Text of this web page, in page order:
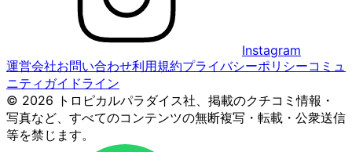
Instagram
運営会社お問い合わせ利用規約プライバシーポリシーコミュ
ニティガイドライン
© 2026 トロピカルパラダイス社、掲載のクチコミ情報・
写真など、すべてのコンテンツの無断複写・転載・公衆送信
等を禁じます。